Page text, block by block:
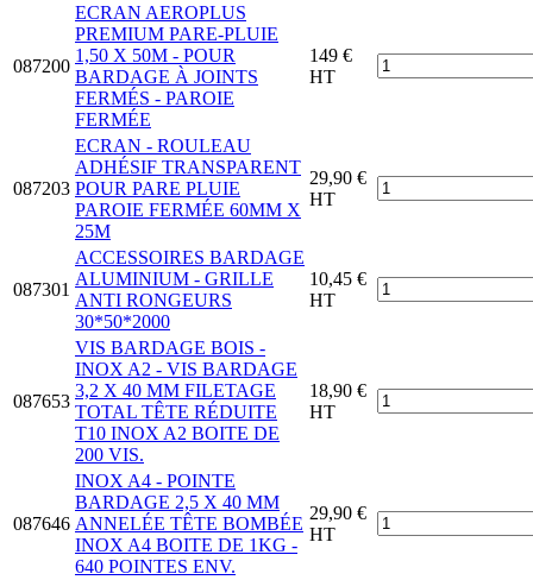
087200
ECRAN AEROPLUS
PREMIUM PARE-PLUIE
1,50 X 50M - POUR
BARDAGE À JOINTS
FERMÉS - PAROIE
FERMÉE
149 €
HT
087203
ECRAN - ROULEAU
ADHÉSIF TRANSPARENT
POUR PARE PLUIE
PAROIE FERMÉE 60MM X
25M
29,90 €
HT
087301
ACCESSOIRES BARDAGE
ALUMINIUM - GRILLE
ANTI RONGEURS
30*50*2000
10,45 €
HT
087653
VIS BARDAGE BOIS -
INOX A2 - VIS BARDAGE
3,2 X 40 MM FILETAGE
TOTAL TÊTE RÉDUITE
T10 INOX A2 BOITE DE
200 VIS.
18,90 €
HT
087646
INOX A4 - POINTE
BARDAGE 2,5 X 40 MM
ANNELÉE TÊTE BOMBÉE
INOX A4 BOITE DE 1KG -
640 POINTES ENV.
29,90 €
HT